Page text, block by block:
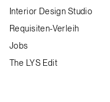
Interior Design Studio
Requisiten-Verleih
Jobs
The LYS Edit